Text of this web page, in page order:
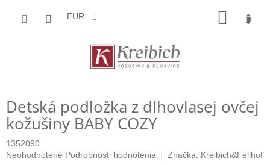
EUR
Detská podložka z dlhovlasej ovčej
kožušiny BABY COZY
1352090
Priemerné
Neohodnotené Podrobnosti hodnotenia Značka: Kreibich&Fellhof